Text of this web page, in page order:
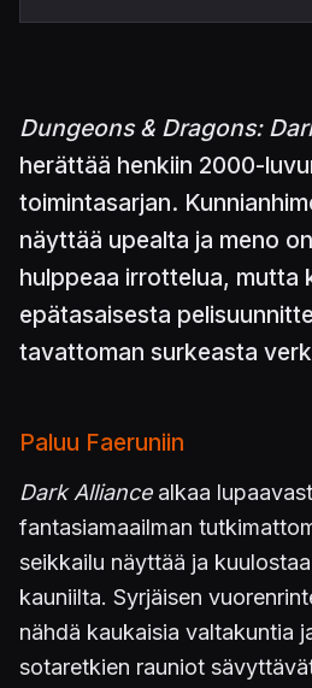
Dungeons & Dragons:
herättää henkiin 2000-
toimintasarjan.
näyttää upealta ja meno
hulppeaa irrottelua, mutta
epätasaisesta
tavattoman surkeasta
Paluu Faeruniin
Dark Alliancealkaa
fantasiamaailman
seikkailu näyttää ja
kauniilta. Syrjäisen
nähdä kaukaisia valtakuntia
sotaretkien rauniot